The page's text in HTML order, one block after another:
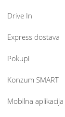
Drive In
Express dostava
Pokupi
Konzum SMART
Mobilna aplikacija